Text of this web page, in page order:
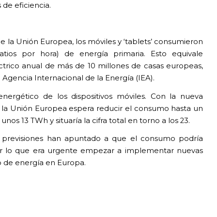
eficiencia.
la Unión Europea, los móviles y ‘tablets’ consumieron
por hora) de energía primaria. Esto equivale
anual de más de 10 millones de casas europeas,
Internacional de la Energía (IEA).
de los dispositivos móviles. Con la nueva
Unión Europea espera reducir el consumo hasta un
13 TWh y situaría la cifra total en torno a los 23.
han apuntado a que el consumo podría
lo que era urgente empezar a implementar nuevas
energía en Europa.